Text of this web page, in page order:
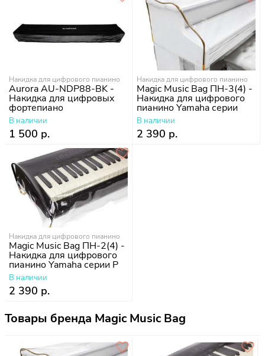
Накидка для цифрового пианино
Aurora AU-NDP88-BK -
Накидка для цифровых
фортепиано
В наличии
1 500 р.
Накидка для цифрового пианино
Magic Music Bag ПН-3(4) -
Накидка для цифрового
пианино Yamaha серии
CLP
В наличии
2 390 р.
Накидка для цифрового пианино
Magic Music Bag ПН-2(4) -
Накидка для цифрового
пианино Yamaha серии P
В наличии
2 390 р.
Товары бренда Magic Music Bag